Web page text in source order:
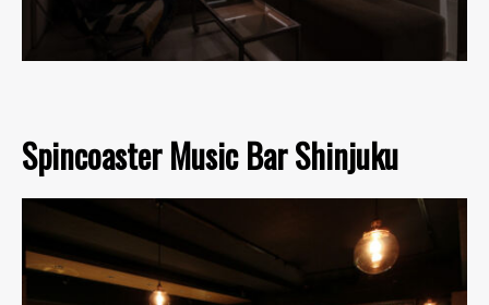
Spincoaster Music Bar Shinjuku